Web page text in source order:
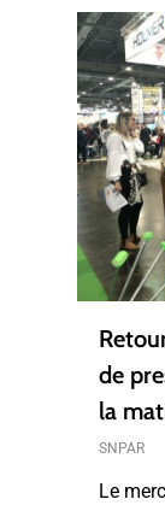
de
la
SNPAR
Le